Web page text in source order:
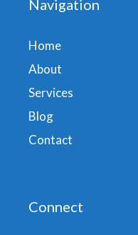
Navigation
Home
About
Services
Blog
Contact
Connect